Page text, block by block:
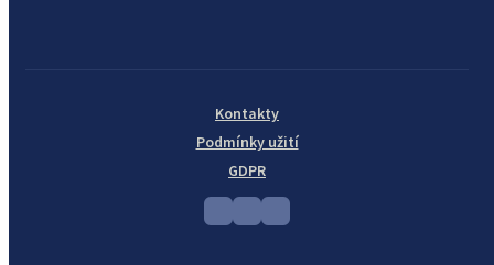
Kontakty
Podmínky užití
GDPR